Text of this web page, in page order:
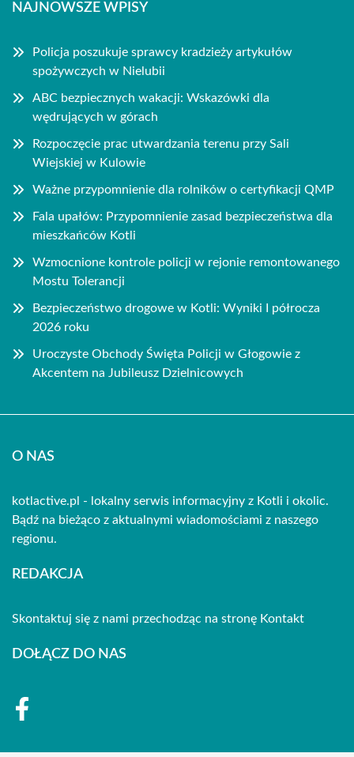
NAJNOWSZE WPISY
Policja poszukuje sprawcy kradzieży artykułów
spożywczych w Nielubii
ABC bezpiecznych wakacji: Wskazówki dla
wędrujących w górach
Rozpoczęcie prac utwardzania terenu przy Sali
Wiejskiej w Kulowie
Ważne przypomnienie dla rolników o certyfikacji QMP
Fala upałów: Przypomnienie zasad bezpieczeństwa dla
mieszkańców Kotli
Wzmocnione kontrole policji w rejonie remontowanego
Mostu Tolerancji
Bezpieczeństwo drogowe w Kotli: Wyniki I półrocza
2026 roku
Uroczyste Obchody Święta Policji w Głogowie z
Akcentem na Jubileusz Dzielnicowych
O NAS
kotlactive.pl - lokalny serwis informacyjny z Kotli i okolic.
Bądź na bieżąco z aktualnymi wiadomościami z naszego
regionu.
REDAKCJA
Skontaktuj się z nami przechodząc na stronę Kontakt
DOŁĄCZ DO NAS